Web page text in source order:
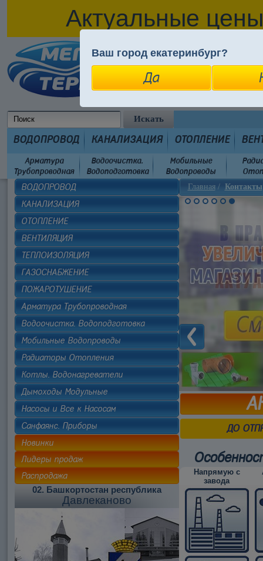
Актуальные
Вход в личный
На главную Вся правда
ОН-ЛАЙН
ВОДОПРОВОД КАНАЛИЗАЦИЯ ОТОПЛЕНИЕ
Арматура
Трубопроводная
Водоочистка.
Водоподготовка
Мобильные
Водопроводы
Главная/ Контакты
Напрямую с
завода
ВОДОПРОВОД
КАНАЛИЗАЦИЯ
ОТОПЛЕНИЕ
ВЕНТИЛЯЦИЯ
ТЕПЛОИЗОЛЯЦИЯ
ГАЗОСНАБЖЕНИЕ
ПОЖАРОТУШЕНИЕ
Арматура Трубопроводная
Водоочистка. Водоподготовка
Мобильные Водопроводы
Радиаторы Отопления
Котлы. Водонагреватели
Дымоходы Модульные
Насосы и Все к Насосам
Санфаянс. Приборы
Новинки
Лидеры продаж
Распродажа
Давлеканово
02. Башкортостан республика
ДО
Ваш город екатеринбург?
Да